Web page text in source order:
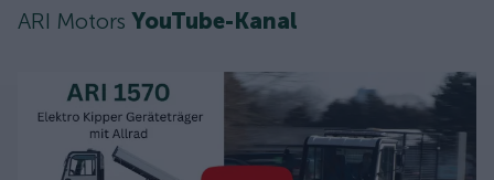
ARI Motors YouTube-Kanal